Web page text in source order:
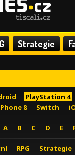
Strategie
PlayStation 4
8
Switch
A B C D E
RPG Strategie